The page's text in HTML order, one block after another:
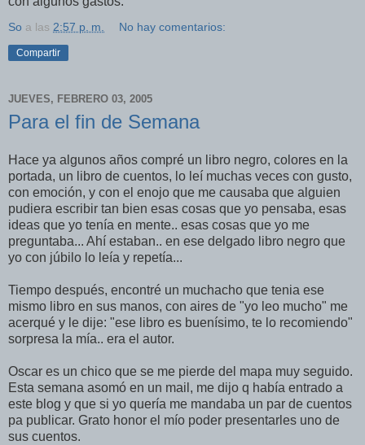
So a las 2:57 p. m. No hay comentarios:
Compartir
JUEVES, FEBRERO 03, 2005
Para el fin de Semana
Hace ya algunos años compré un libro negro, colores en la
portada, un libro de cuentos, lo leí­ muchas veces con gusto,
con emoción, y con el enojo que me causaba que alguien
pudiera escribir tan bien esas cosas que yo pensaba, esas
ideas que yo tení­a en mente.. esas cosas que yo me
preguntaba... Ahí­ estaban.. en ese delgado libro negro que
yo con júbilo lo leí­a y repetí­a...
Tiempo después, encontré un muchacho que tenia ese
mismo libro en sus manos, con aires de "yo leo mucho" me
acerqué y le dije: "ese libro es buení­simo, te lo recomiendo"
sorpresa la mí­a.. era el autor.
Oscar es un chico que se me pierde del mapa muy seguido.
Esta semana asomó en un mail, me dijo q habí­a entrado a
este blog y que si yo querí­a me mandaba un par de cuentos
pa publicar. Grato honor el mí­o poder presentarles uno de
sus cuentos.